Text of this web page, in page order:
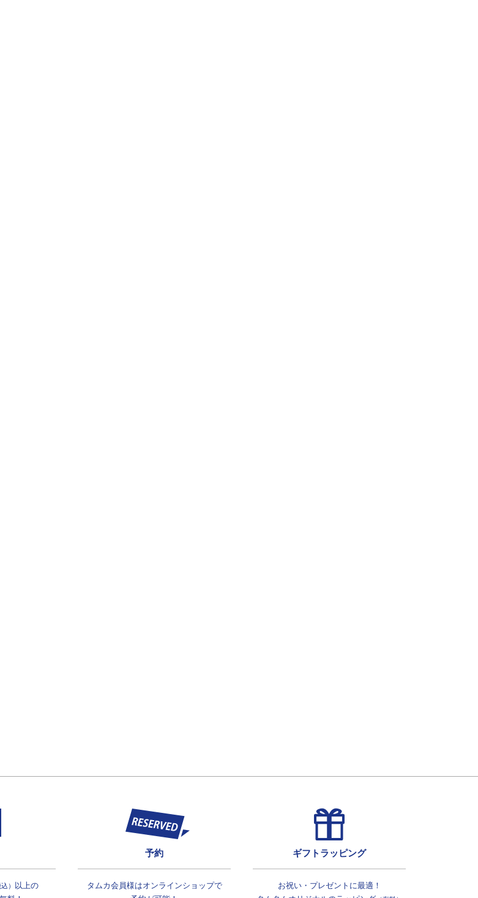
込） 以上の
予約
タムカ会員様はオンラインショップで
ギフトラッピング
お祝い・プレゼントに最適！